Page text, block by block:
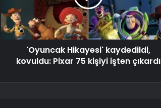
'Oyuncak Hikayesi' kaydedildi,
kovuldu: Pixar 75 kişiyi işten çıkardı